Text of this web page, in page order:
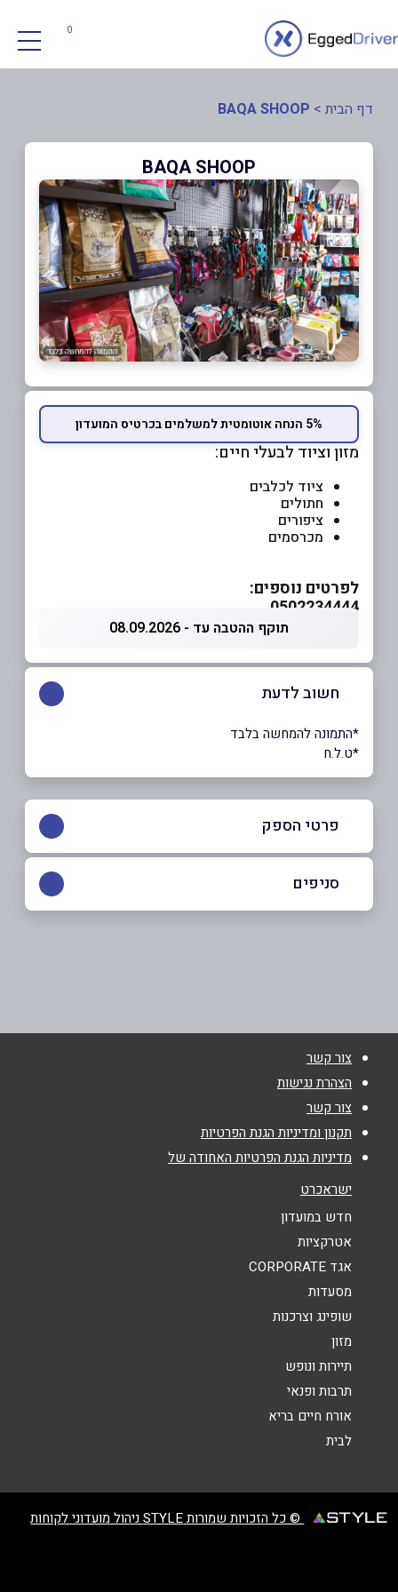
0
דף הבית >
BAQA SHOOP
BAQA SHOOP
5% הנחה אוטומטית למשלמים בכרטיס המועדון
מזון וציוד לבעלי חיים:
ציוד לכלבים
חתולים
ציפורים
מכרסמים
לפרטים נוספים:
0502234444
תוקף ההטבה עד - 08.09.2026
חשוב לדעת
*התמונה להמחשה בלבד
*ט.ל.ח
פרטי הספק
נושא*
אנא חזרו אלי בקשר ל...
סניפים
צור קשר
הצהרת נגישות
צור קשר
תקנון ומדיניות הגנת הפרטיות
מדיניות הגנת הפרטיות האחודה של
ישראכרט
חדש במועדון
אטרקציות
אגד CORPORATE
מסעדות
שופינג וצרכנות
מזון
תיירות ונופש
תרבות ופנאי
אורח חיים בריא
לבית
© כל הזכויות שמורות STYLE ניהול מועדוני לקוחות